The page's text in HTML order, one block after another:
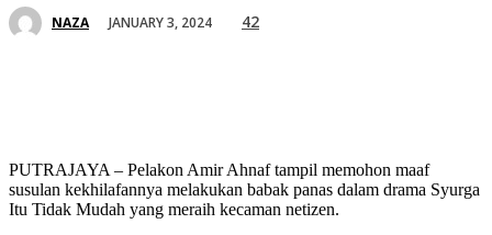
NAZA JANUARY 3, 2024 42
PUTRAJAYA – Pelakon Amir Ahnaf tampil memohon maaf
susulan kekhilafannya melakukan babak panas dalam drama Syurga
Itu Tidak Mudah yang meraih kecaman netizen.